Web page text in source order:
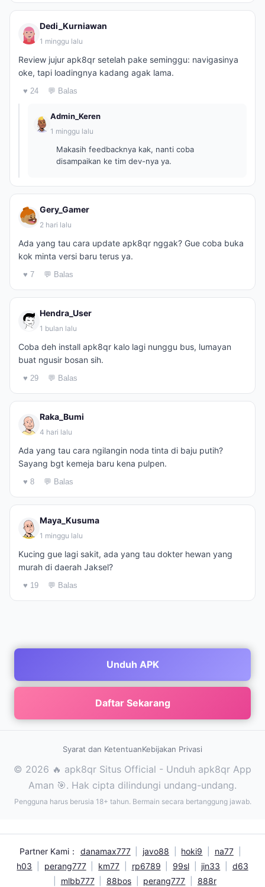
Dedi_Kurniawan
1 minggu lalu
Review jujur apk8qr setelah pake seminggu: navigasinya
oke, tapi loadingnya kadang agak lama.
♥ 24 💬 Balas
Admin_Keren
1 minggu lalu
Makasih feedbacknya kak, nanti coba
disampaikan ke tim dev-nya ya.
Gery_Gamer
2 hari lalu
Ada yang tau cara update apk8qr nggak? Gue coba buka
kok minta versi baru terus ya.
♥ 7 💬 Balas
Hendra_User
1 bulan lalu
Coba deh install apk8qr kalo lagi nunggu bus, lumayan
buat ngusir bosan sih.
♥ 29 💬 Balas
Raka_Bumi
4 hari lalu
Ada yang tau cara ngilangin noda tinta di baju putih?
Sayang bgt kemeja baru kena pulpen.
♥ 8 💬 Balas
Maya_Kusuma
1 minggu lalu
Kucing gue lagi sakit, ada yang tau dokter hewan yang
murah di daerah Jaksel?
♥ 19 💬 Balas
Unduh APK
Daftar Sekarang
Syarat dan KetentuanKebijakan Privasi
© 2026 🔥 apk8qr Situs Official - Unduh apk8qr App
Aman 🎯. Hak cipta dilindungi undang-undang.
Pengguna harus berusia 18+ tahun. Bermain secara bertanggung jawab.
Partner Kami： danamax777 javo88 hoki9 na77
h03
perang777 km77 rp6789 99sl jin33
d63
mlbb777 88bos perang777 888r